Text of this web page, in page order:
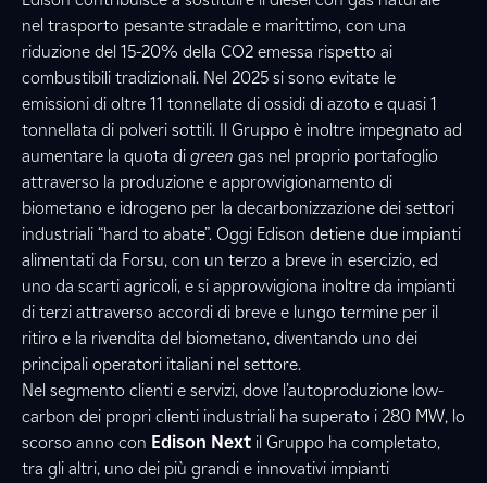
nel trasporto pesante stradale e marittimo, con una
riduzione del 15-20% della CO2 emessa rispetto ai
combustibili tradizionali. Nel 2025 si sono evitate le
emissioni di oltre 11 tonnellate di ossidi di azoto e quasi 1
tonnellata di polveri sottili. Il Gruppo è inoltre impegnato ad
aumentare la quota di green gas nel proprio portafoglio
attraverso la produzione e approvvigionamento di
biometano e idrogeno per la decarbonizzazione dei settori
industriali “hard to abate”. Oggi Edison detiene due impianti
alimentati da Forsu, con un terzo a breve in esercizio, ed
uno da scarti agricoli, e si approvvigiona inoltre da impianti
di terzi attraverso accordi di breve e lungo termine per il
ritiro e la rivendita del biometano, diventando uno dei
principali operatori italiani nel settore.
Nel segmento clienti e servizi, dove l’autoproduzione low-
carbon dei propri clienti industriali ha superato i 280 MW, lo
scorso anno con Edison Next il Gruppo ha completato,
tra gli altri, uno dei più grandi e innovativi impianti